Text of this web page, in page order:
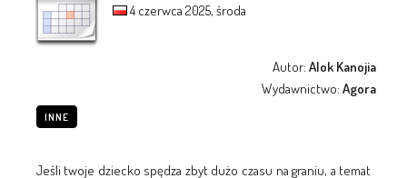
4 czerwca 2025, środa
Autor:Alok Kanojia
Wydawnictwo:Agora
INNE
Jeśli twoje dziecko spędza zbyt dużo czasu na graniu, a temat